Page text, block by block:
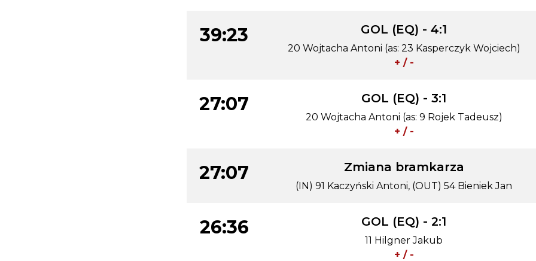
39:23 GOL (EQ) - 4:1
20 Wojtacha Antoni (as: 23 Kasperczyk Wojciech)
+ / -
27:07 GOL (EQ) - 3:1
20 Wojtacha Antoni (as: 9 Rojek Tadeusz)
+ / -
27:07 Zmiana bramkarza
(IN) 91 Kaczyński Antoni, (OUT) 54 Bieniek Jan
26:36 GOL (EQ) - 2:1
11 Hilgner Jakub
+ / -